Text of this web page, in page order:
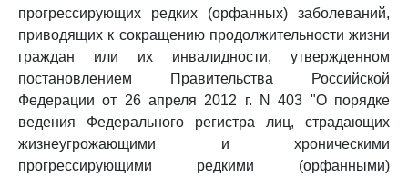
прогрессирующих редких (орфанных) заболеваний,
приводящих к сокращению продолжительности жизни
граждан или их инвалидности, утвержденном
постановлением Правительства Российской
Федерации от 26 апреля 2012 г. N 403 "О порядке
ведения Федерального регистра лиц, страдающих
жизнеугрожающими и хроническими
прогрессирующими редкими (орфанными)